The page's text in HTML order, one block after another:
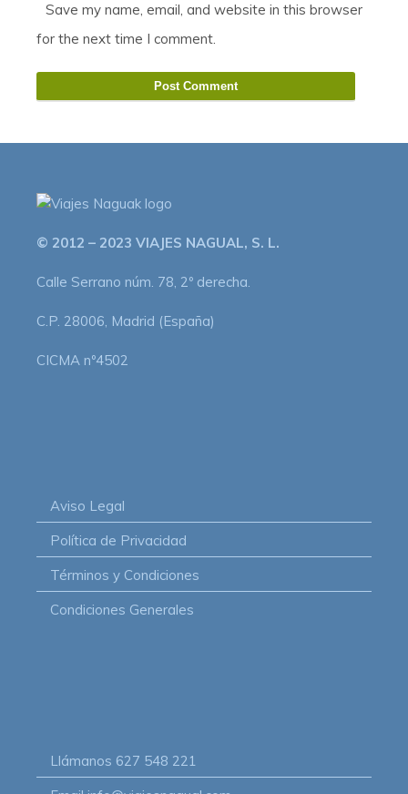
Save my name, email, and website in this browser
for the next time I comment.
© 2012 – 2023 VIAJES NAGUAL, S. L.
Calle Serrano núm. 78, 2º derecha.
C.P. 28006, Madrid (España)
CICMA nº4502
Aviso Legal
Política de Privacidad
Términos y Condiciones
Condiciones Generales
Llámanos 627 548 221